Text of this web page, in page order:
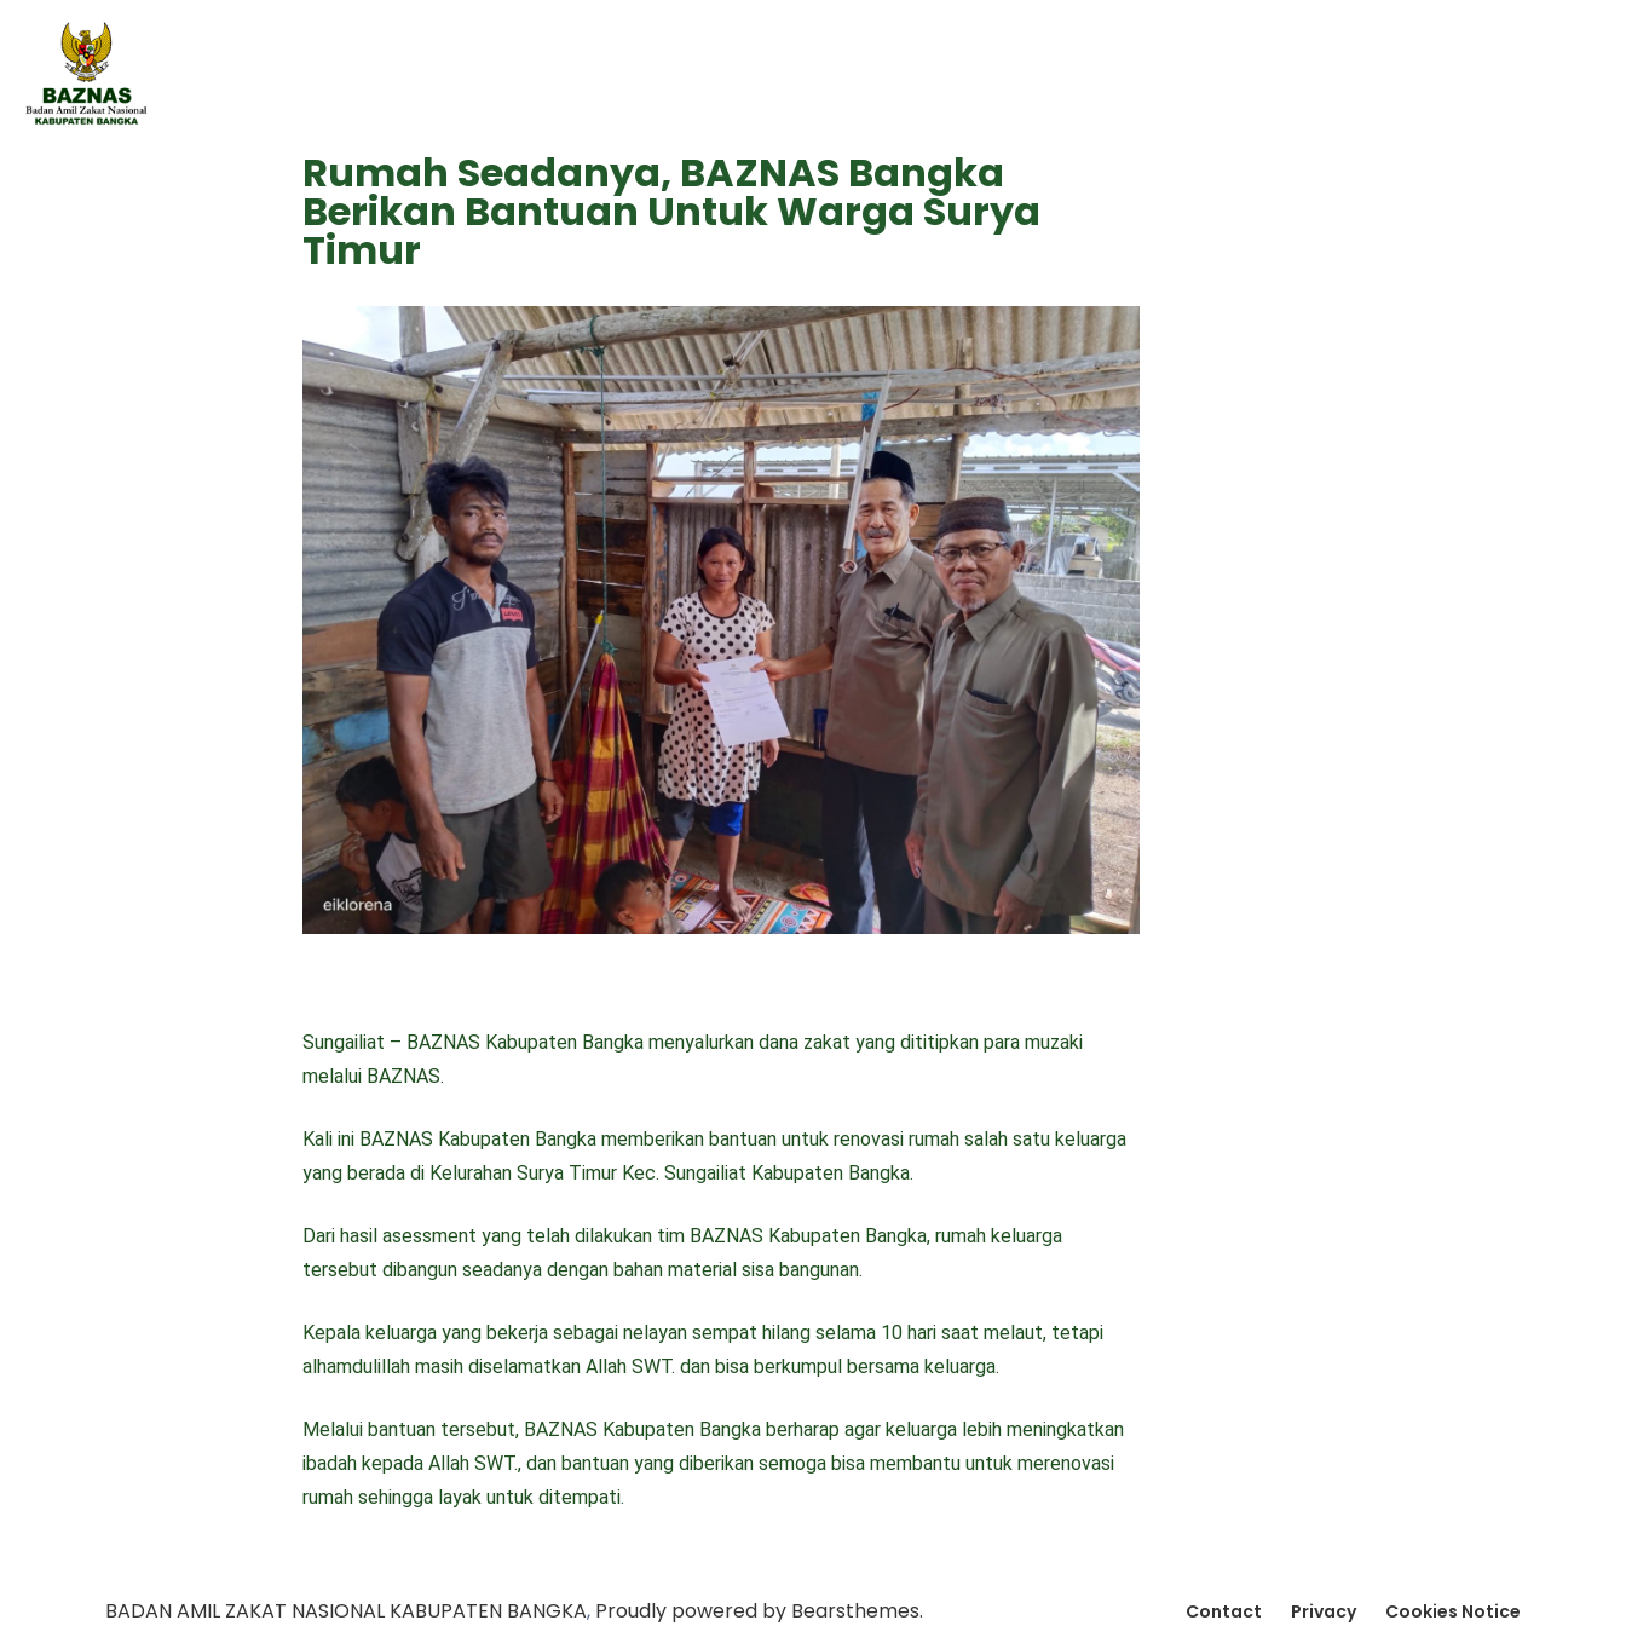
Rumah Seadanya, BAZNAS Bangka
Berikan Bantuan Untuk Warga Surya
Timur
Sungailiat – BAZNAS Kabupaten Bangka menyalurkan dana zakat yang dititipkan para muzaki
melalui BAZNAS.
Kali ini BAZNAS Kabupaten Bangka memberikan bantuan untuk renovasi rumah salah satu keluarga
yang berada di Kelurahan Surya Timur Kec. Sungailiat Kabupaten Bangka.
Dari hasil asessment yang telah dilakukan tim BAZNAS Kabupaten Bangka, rumah keluarga
tersebut dibangun seadanya dengan bahan material sisa bangunan.
Kepala keluarga yang bekerja sebagai nelayan sempat hilang selama 10 hari saat melaut, tetapi
alhamdulillah masih diselamatkan Allah SWT. dan bisa berkumpul bersama keluarga.
Melalui bantuan tersebut, BAZNAS Kabupaten Bangka berharap agar keluarga lebih meningkatkan
ibadah kepada Allah SWT., dan bantuan yang diberikan semoga bisa membantu untuk merenovasi
rumah sehingga layak untuk ditempati.
BADAN AMIL ZAKAT NASIONAL KABUPATEN BANGKA, Proudly powered by Bearsthemes. Contact Privacy Cookies Notice